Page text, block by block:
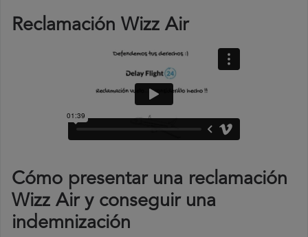
Reclamación Wizz Air
Cómo presentar una reclamación
Wizz Air y conseguir una
indemnización